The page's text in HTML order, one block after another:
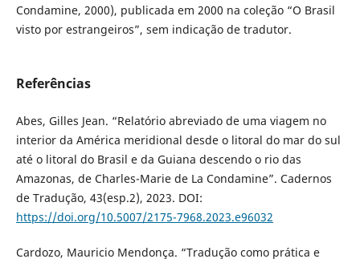
Condamine, 2000), publicada em 2000 na coleção “O Brasil
visto por estrangeiros”, sem indicação de tradutor.
Referências
Abes, Gilles Jean. “Relatório abreviado de uma viagem no
interior da América meridional desde o litoral do mar do sul
até o litoral do Brasil e da Guiana descendo o rio das
Amazonas, de Charles-Marie de La Condamine”. Cadernos
de Tradução, 43(esp.2), 2023. DOI:
https://doi.org/10.5007/2175-7968.2023.e96032
Cardozo, Mauricio Mendonça. “Tradução como prática e